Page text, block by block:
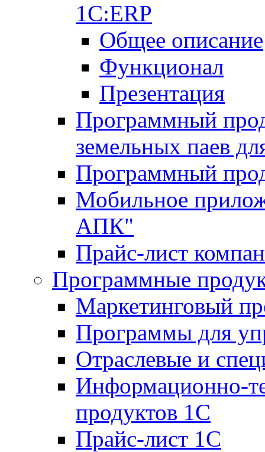
1С:ERP
Общее описание
Функционал
Презентация
Программный
земельных паев
Программный
Мобильное
АПК"
Прайс-лист
Программные
Маркетинговый
Программы для
Отраслевые и
Информационно-
продуктов 1С
Прайс-лист 1С